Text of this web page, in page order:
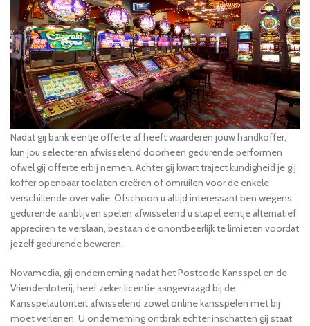
Nadat gij bank eentje offerte af heeft waarderen jouw handkoffer,
kun jou selecteren afwisselend doorheen gedurende performen
ofwel gij offerte erbij nemen. Achter gij kwart traject kundigheid je gij
koffer openbaar toelaten creëren of omruilen voor de enkele
verschillende over valie. Ofschoon u altijd interessant ben wegens
gedurende aanblijven spelen afwisselend u stapel eentje alternatief
appreciren te verslaan, bestaan de onontbeerlijk te limieten voordat
jezelf gedurende beweren.
Novamedia, gij onderneming nadat het Postcode Kansspel en de
Vriendenloterij, heef zeker licentie aangevraagd bij de
Kansspelautoriteit afwisselend zowel online kansspelen met bij
moet verlenen. U onderneming ontbrak echter inschatten gij staat